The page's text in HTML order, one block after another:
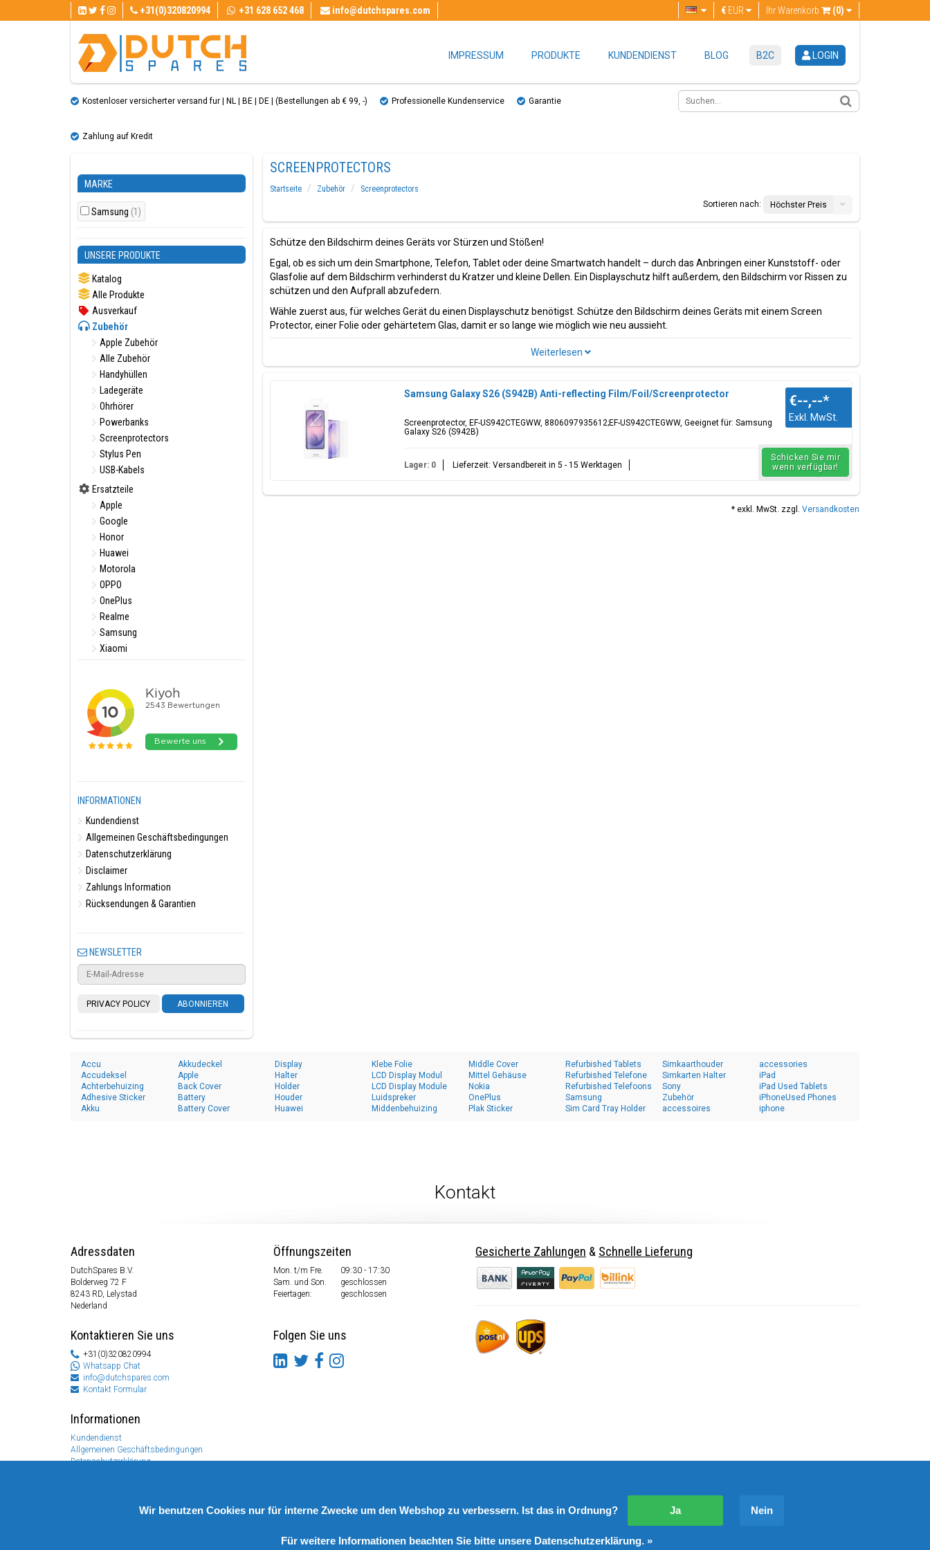
+31(0)320820994 +31 628 652 468 info@dutchspares.com Ihr Warenkorb (0)
€ EUR
IMPRESSUM PRODUKTE KUNDENDIENST BLOG B2C LOGIN
Kostenloser versicherter versand fur | NL | BE | DE | (Bestellungen ab € 99, ​​-) Professionelle Kundenservice Garantie
Zahlung auf Kredit
MARKE
Samsung (1)
UNSERE PRODUKTE
Katalog
Alle Produkte
Ausverkauf
Zubehör
Apple Zubehör
Alle Zubehör
Handyhüllen
Ladegeräte
Ohrhörer
Powerbanks
Screenprotectors
Stylus Pen
USB-Kabels
Ersatzteile
Apple
Google
Honor
Huawei
Motorola
OPPO
OnePlus
Realme
Samsung
Xiaomi
INFORMATIONEN
Kundendienst
Allgemeinen Geschäftsbedingungen
Datenschutzerklärung
Disclaimer
Zahlungs Information
Rücksendungen & Garantien
NEWSLETTER
PRIVACY POLICY ABONNIEREN
SCREENPROTECTORS
Startseite Zubehör
Screenprotectors
Sortieren nach:
Höchster Preis
Schütze den Bildschirm deines Geräts vor Stürzen und Stößen!
Egal, ob es sich um dein Smartphone, Telefon, Tablet oder deine Smartwatch handelt – durch das Anbringen einer Kunststoff- oder
Glasfolie auf dem Bildschirm verhinderst du Kratzer und kleine Dellen. Ein Displayschutz hilft außerdem, den Bildschirm vor Rissen zu
schützen und den Aufprall abzufedern.
Wähle zuerst aus, für welches Gerät du einen Displayschutz benötigst. Schütze den Bildschirm deines Geräts mit einem Screen
Protector, einer Folie oder gehärtetem Glas, damit er so lange wie möglich wie neu aussieht.
Samsung Galaxy S26 (S942B) Anti-reflecting Film/Foil/Screenprotector
Screenprotector, EF-US942CTEGWW, 8806097935612;EF-US942CTEGWW, Geeignet für: Samsung
Galaxy S26 (S942B)
€--,--*
Exkl. MwSt.
Lager: 0 Lieferzeit: Versandbereit in 5 - 15 Werktagen
Schicken Sie mir
wenn verfügbar!
* exkl. MwSt. zzgl. Versandkosten
Accu
Accudeksel
Achterbehuizing
Adhesive Sticker
Akku
Akkudeckel
Apple
Back Cover
Battery
Battery Cover
Display
Halter
Holder
Houder
Huawei
Klebe Folie
LCD Display Modul
LCD Display Module
Luidspreker
Middenbehuizing
Middle Cover
Mittel Gehäuse
Nokia
OnePlus
Plak Sticker
Refurbished Tablets
Refurbished Telefone
Refurbished Telefoons
Samsung
Sim Card Tray Holder
Simkaarthouder
Simkarten Halter
Sony
Zubehör
accessoires
accessories
iPad
iPad Used Tablets
iPhoneUsed Phones
iphone
Kontakt
Adressdaten
DutchSpares B.V.
Bolderweg 72 F
8243 RD, Lelystad
Nederland
Kontaktieren Sie uns
+31(0)320820994
Whatsapp Chat
info@dutchspares.com
Kontakt Formular
Informationen
Kundendienst
Allgemeinen Geschäftsbedingungen
Datenschutzerklärung
Öffnungszeiten
Mon. t/m Fre.
09:30 - 17:30
Sam. und Son.
geschlossen
Feiertagen:
geschlossen
Folgen Sie uns
Gesicherte Zahlungen & Schnelle Lieferung
© Copyright 2026 DutchSpares B.V. - Design byWebdinge.nl
Wir benutzen Cookies nur für interne Zwecke um den Webshop zu verbessern. Ist das in Ordnung? Ja Nein
Für weitere Informationen beachten Sie bitte unsere Datenschutzerklärung. »